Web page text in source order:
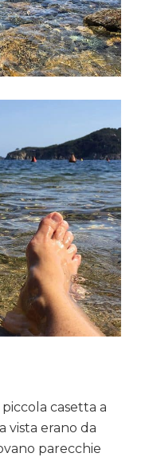
casetta a
vista erano da
parecchie